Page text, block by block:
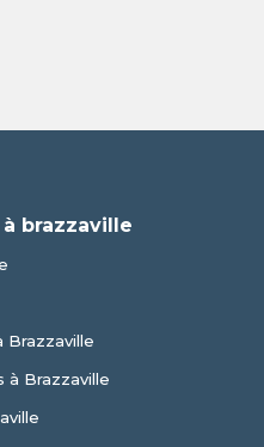
brazzaville
Brazzaville
à Brazzaville